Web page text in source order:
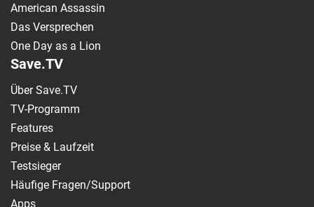
American Assassin
Das Versprechen
One Day as a Lion
Save.TV
Über Save.TV
TV-Programm
Features
Preise & Laufzeit
Testsieger
Häufige Fragen/Support
Apps